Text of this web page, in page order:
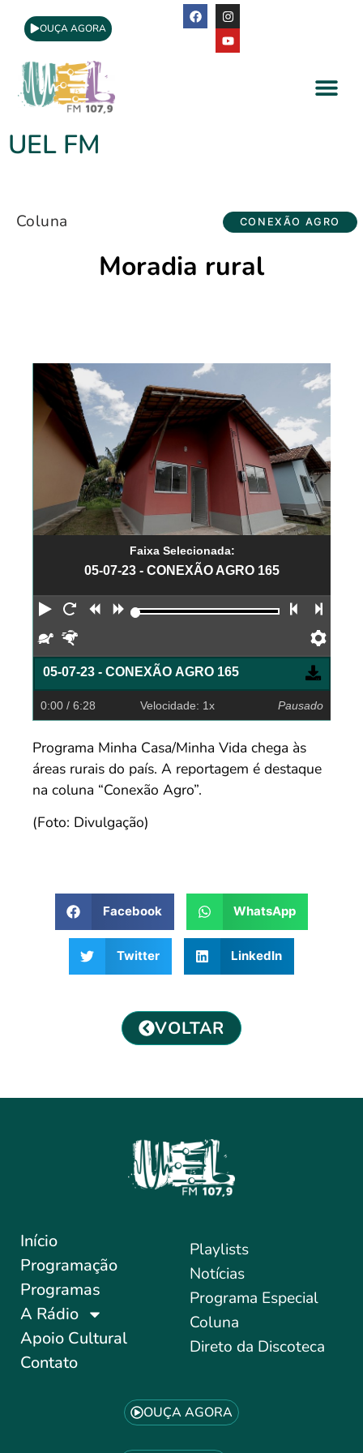
OUÇA AGORA
UEL FM
Coluna CONEXÃO AGRO
Moradia rural
Faixa Selecionada:
05-07-23 - CONEXÃO AGRO 165
Reproduzir
Reiniciar
Retroceder
Avançar Faixa
Devagar
05-07-23 - CONEXÃO AGRO 165
0:00 / 6:28 Velocidade: 1x Pausado
Programa Minha Casa/Minha Vida chega às
áreas rurais do país. A reportagem é destaque
na coluna “Conexão Agro”.
(Foto: Divulgação)
Facebook WhatsApp
Twitter LinkedIn
VOLTAR
Início
Programação
Programas
A Rádio
Apoio Cultural
Contato
Playlists
Notícias
Programa Especial
Coluna
Direto da Discoteca
OUÇA AGORA